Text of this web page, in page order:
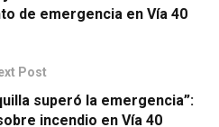
de emergencia en Vía 40
Post
superó la emergencia”:
incendio en Vía 40